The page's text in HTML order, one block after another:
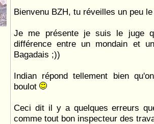
Bienvenu BZH, tu réveilles un peu
Je me présente je suis le juge
différence entre un mondain et
Bagadais ;))
Indian répond tellement bien
boulot
Ceci dit il y a quelques erreurs
comme tout bon inspecteur des